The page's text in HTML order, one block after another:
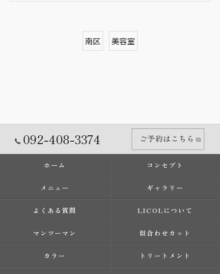
南区 美容室
092-408-3374 ご予約はこちら
ホーム コンセプト
メニュー ギャラリー
よくある質問 LICOLについて
マンツーマン 似合わせカット
カラー トリートメント